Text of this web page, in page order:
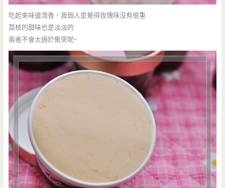
吃起來味道清香，我個人是覺得玫瑰味沒有很重
荔枝的甜味也是淡淡的
兩者不會太過於衝突呢~